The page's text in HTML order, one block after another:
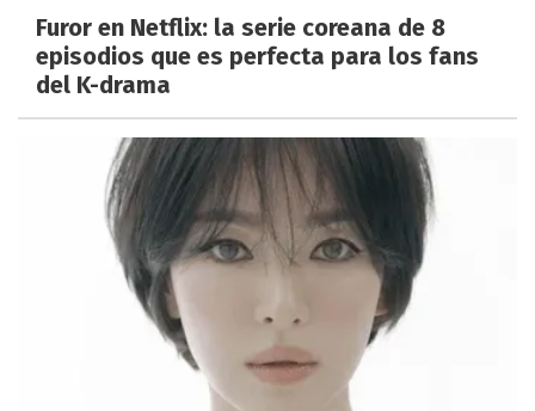
Furor en Netflix: la serie coreana de 8
episodios que es perfecta para los fans
del K-drama